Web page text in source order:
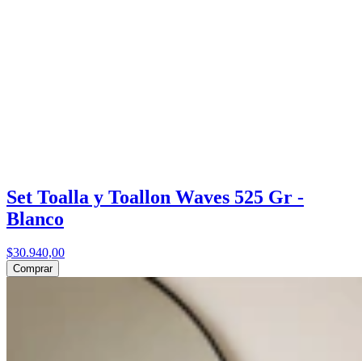
Set Toalla y Toallon Waves 525 Gr -
Blanco
$30.940,00
Comprar